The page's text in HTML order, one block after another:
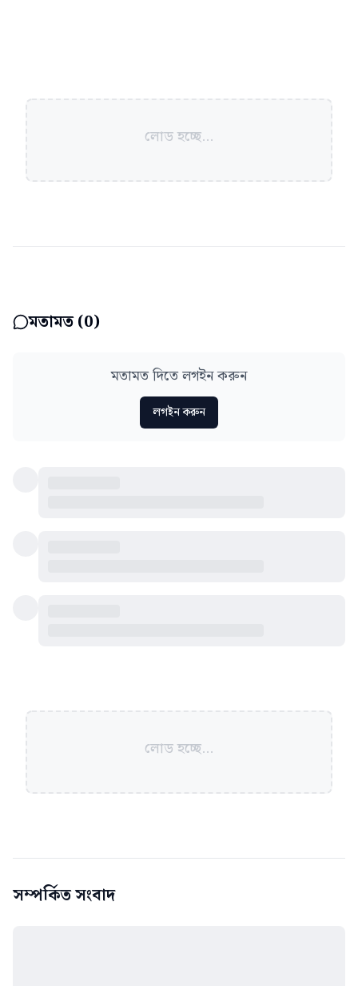
লোড হচ্ছে...
মতামত (0)
মতামত দিতে লগইন করুন
লগইন করুন
লোড হচ্ছে...
সম্পর্কিত সংবাদ